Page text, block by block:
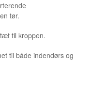
tør.
til kroppen.
til både indendørs og